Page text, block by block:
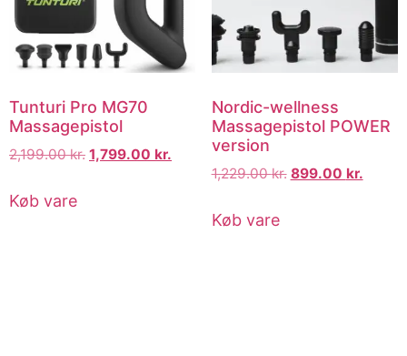
Tunturi Pro MG70
Massagepistol
2,199.00kr. 1,799.00 kr.
Køb vare
Nordic-wellness
Massagepistol POWER
version
1,229.00kr. 899.00 kr.
Køb vare